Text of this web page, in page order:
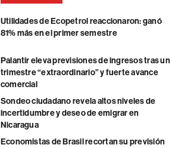
Utilidades de Ecopetrol reaccionaron: ganó
81% más en el primer semestre
Palantir eleva previsiones de ingresos tras un
trimestre “extraordinario” y fuerte avance
comercial
Sondeo ciudadano revela altos niveles de
incertidumbre y deseo de emigrar en
Nicaragua
Economistas de Brasil recortan su previsión